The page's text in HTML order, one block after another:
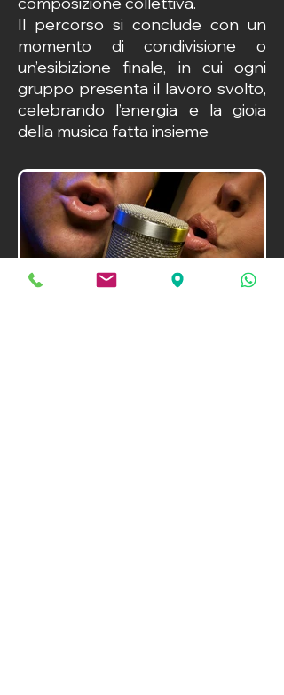
Il percorso si conclude con un
momento di condivisione o
un’esibizione finale, in cui ogni
gruppo presenta il lavoro svolto,
celebrando l’energia e la gioia
della musica fatta insieme